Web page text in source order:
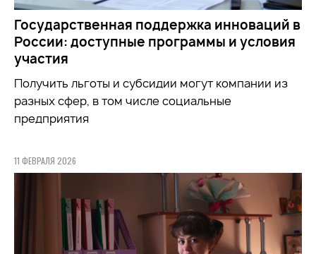
Государственная поддержка инноваций в
России: доступные программы и условия
участия
Получить льготы и субсидии могут компании из
разных сфер, в том числе социальные
предприятия
11 ФЕВРАЛЯ 2026